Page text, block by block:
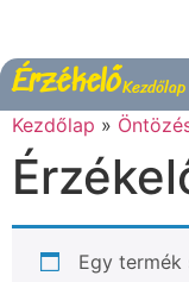
ÉrzékelőKezdőlap
Kezdőlap »
Egy termék